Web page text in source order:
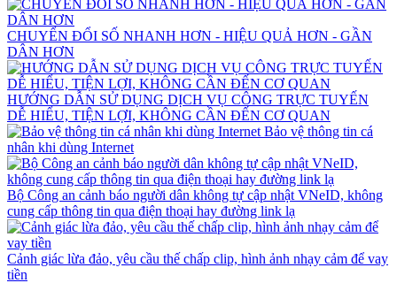
CHUYỂN ĐỔI SỐ NHANH HƠN - HIỆU QUẢ HƠN - GẦN
DÂN HƠN
HƯỚNG DẪN SỬ DỤNG DỊCH VỤ CÔNG TRỰC TUYẾN
DỄ HIỂU, TIỆN LỢI, KHÔNG CẦN ĐẾN CƠ QUAN
Bảo vệ thông tin cá
nhân khi dùng Internet
Bộ Công an cảnh báo người dân không tự cập nhật VNeID, không
cung cấp thông tin qua điện thoại hay đường link lạ
Cảnh giác lừa đảo, yêu cầu thế chấp clip, hình ảnh nhạy cảm để vay
tiền